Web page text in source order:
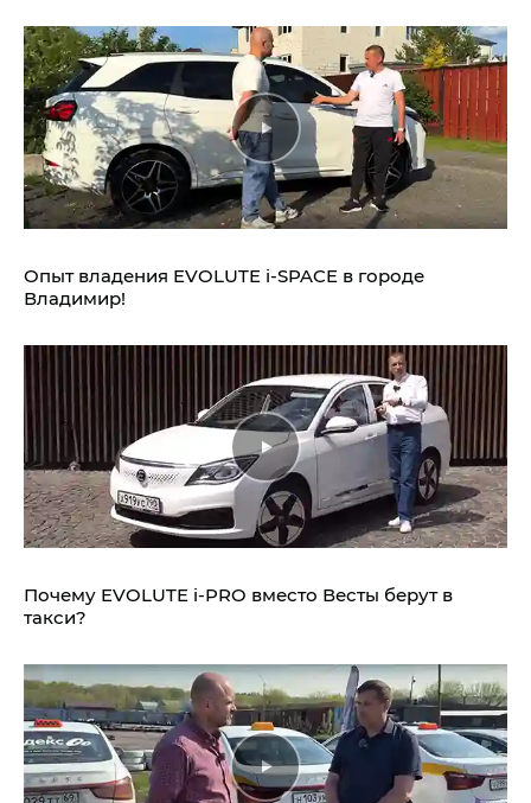
Опыт владения EVOLUTE i‑SPACE в городе
Владимир!
Почему EVOLUTE i‑PRO вместо Весты берут в
такси?